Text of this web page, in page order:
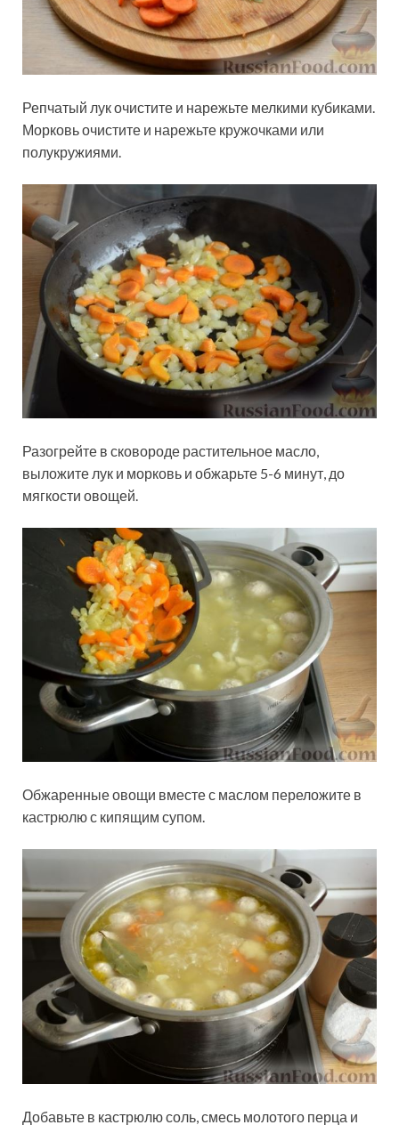
Репчатый лук очистите и нарежьте мелкими кубиками.
Морковь очистите и нарежьте кружочками или
полукружиями.
Разогрейте в сковороде растительное масло,
выложите лук и морковь и обжарьте 5-6 минут, до
мягкости овощей.
Обжаренные овощи вместе с маслом переложите в
кастрюлю с кипящим супом.
Добавьте в кастрюлю соль, смесь молотого перца и